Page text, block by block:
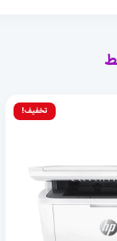
تخفیف!